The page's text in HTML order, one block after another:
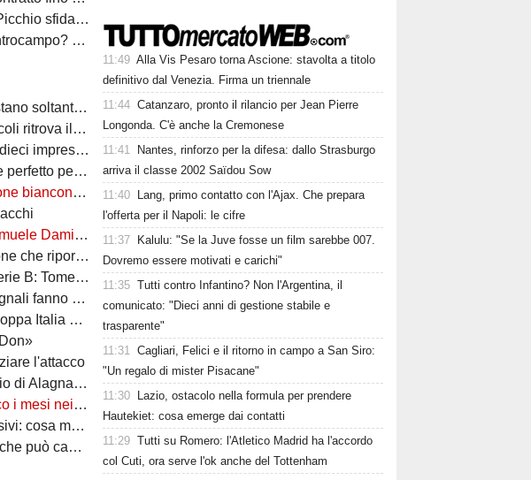
talento del Milan
sua esperienza
da sciogliere
al campo
del Picchio
Tomei
chiunque
Damiani
del calcio italiano
su di loro
i tifosi
ostica
l'attacco
mirino del Picchio
la stagione
di Tomei?
bianconera
11:49 Alla Vis Pesaro torna Ascione: stavolta a titolo
definitivo dal Venezia. Firma un triennale
11:44 Catanzaro, pronto il rilancio per Jean Pierre
Longonda. C'è anche la Cremonese
11:41
Nantes, rinforzo per la difesa: dallo Strasburgo
arriva il classe 2002 Saïdou Sow
11:40
Lang, primo contatto con l'Ajax. Che prepara
l'offerta per il Napoli: le cifre
11:37
Kalulu: "Se la Juve fosse un film sarebbe 007.
Dovremo essere motivati e carichi"
11:35 Tutti contro Infantino? Non l'Argentina, il
comunicato: "Dieci anni di gestione stabile e
trasparente"
11:31 Cagliari, Felici e il ritorno in campo a San Siro:
"Un regalo di mister Pisacane"
11:30
Lazio, ostacolo nella formula per prendere
Hautekiet: cosa emerge dai contatti
11:29 Tutti su Romero: l'Atletico Madrid ha l'accordo
col Cuti, ora serve l'ok anche del Tottenham